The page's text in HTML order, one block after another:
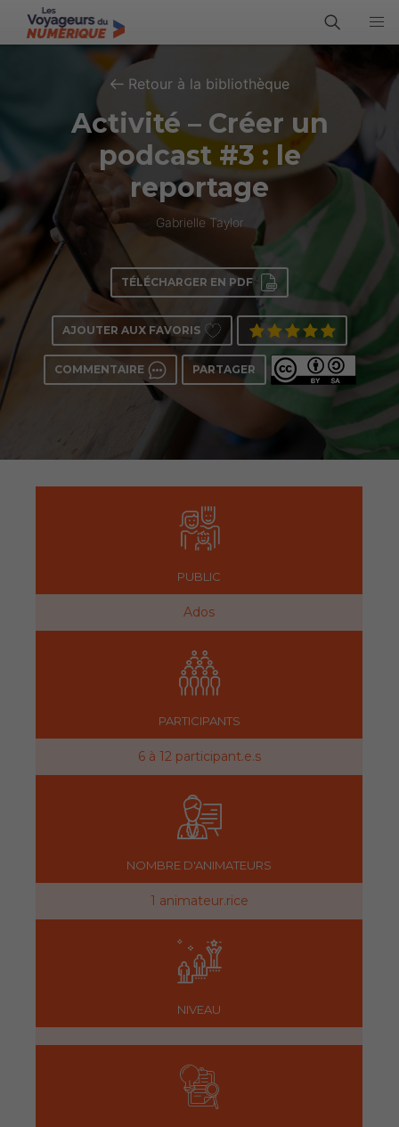
Retour à la bibliothèque
Activité – Créer un
podcast #3 : le
reportage
Gabrielle Taylor
TÉLÉCHARGER EN PDF
AJOUTER AUX FAVORIS
COMMENTAIRE PARTAGER
PUBLIC
Ados
PARTICIPANTS
6 à 12 participant.e.s
NOMBRE D'ANIMATEURS
1 animateur.rice
NIVEAU